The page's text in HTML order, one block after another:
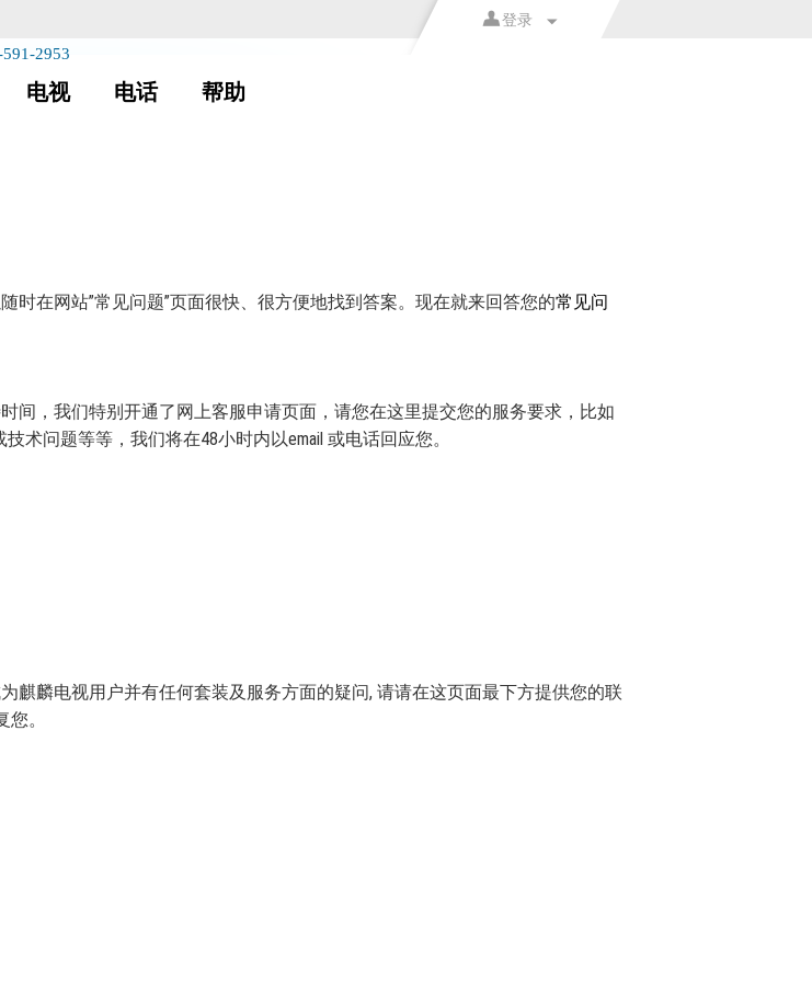
登录
2953
电视 电话 帮助
在网站”常见问题”页面很快、很方便地找到答案。现在就来回答您的常见问
间，我们特别开通了网上客服申请页面，请您在这里提交您的服务要求，比如
术问题等等，我们将在48小时内以email 或电话回应您。
麒麟电视用户并有任何套装及服务方面的疑问, 请请在这页面最下方提供您的联
。